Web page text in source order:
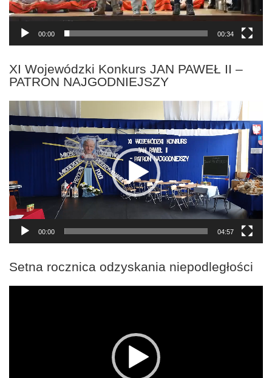
00:00 00:34
XI Wojewódzki Konkurs JAN PAWEŁ II –
PATRON NAJGODNIEJSZY
Odtwarzacz
video
00:00 04:57
Setna rocznica odzyskania niepodległości